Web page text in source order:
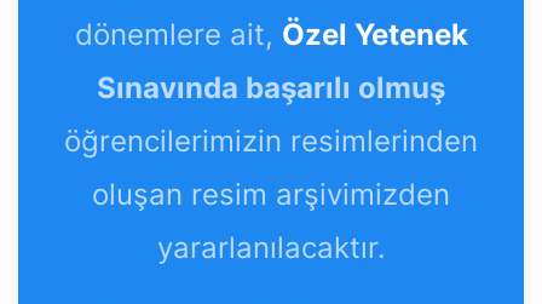
dönemlere ait, Özel Yetenek
Sınavında başarılı olmuş
öğrencilerimizin resimlerinden
oluşan resim arşivimizden
yararlanılacaktır.